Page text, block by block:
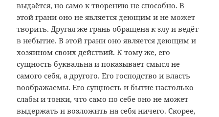
выдаётся, но само к творению не способно. В
этой грани оно не является деющим и не может
творить. Другая же грань обращена к злу и ведёт
в небытие. В этой грани оно является деющим и
хозяином своих действий. К тому же, его
сущность буквальна и показывает смысл не
самого себя, а другого. Его господство и власть
воображаемы. Его сущность и бытие настолько
слабы и тонки, что само по себе оно не может
выдержать и возложить на себя ничего. Скорее,